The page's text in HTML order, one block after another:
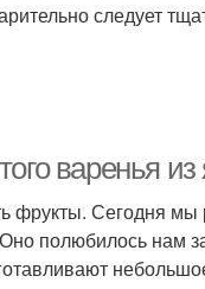
следует
варенья
фрукты. Сегодня
полюбилось нам